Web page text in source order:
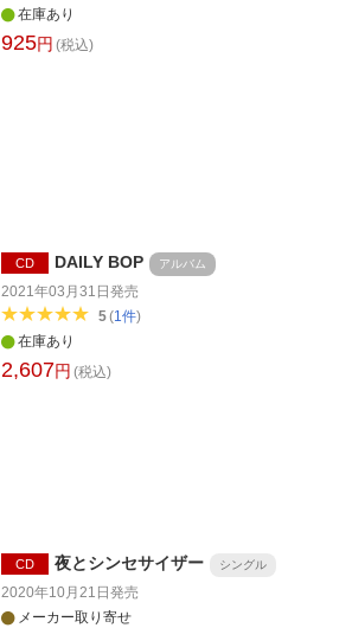
在庫あり
925円 (税込)
CD DAILY BOP アルバム
2021年03月31日 発売
5(1件)
在庫あり
2,607円 (税込)
CD 夜とシンセサイザー シングル
2020年10月21日発売
メーカー取り寄せ